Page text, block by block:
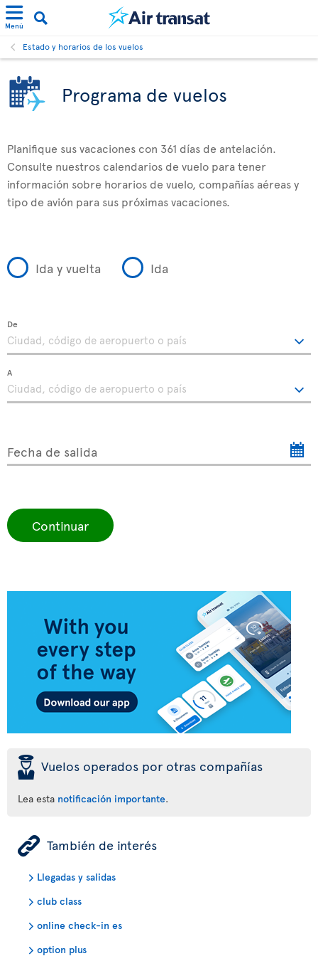
Menú
Estado y horarios de los vuelos
Programa de vuelos
Planifique sus vacaciones con 361 días de antelación.
Consulte nuestros calendarios de vuelo para tener
información sobre horarios de vuelo, compañías aéreas y
tipo de avión para sus próximas vacaciones.
Ida y vuelta Ida
De
A
Fecha de salida
Continuar
þ Vuelos operados por otras compañías
Lea esta notificación importante.
ÿ También de interés
Llegadas y salidas
club class
online check-in es
option plus